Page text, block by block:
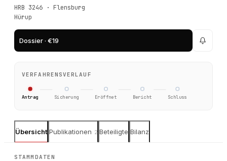
HRB 3246 · Flensburg
Hürup
Dossier · €19
VERFAHRENSVERLAUF
Antrag Sicherung Eröffnet Bericht Schluss
Übersicht Publikationen 2 Beteiligte Bilanz
STAMMDATEN